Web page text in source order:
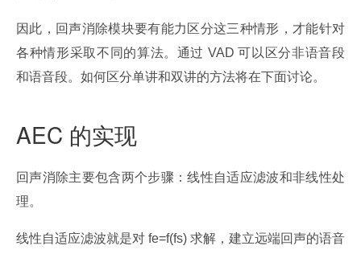
因此，回声消除模块要有能力区分这三种情形，才能针对
各种情形采取不同的算法。通过 VAD 可以区分非语音段
和语音段。如何区分单讲和双讲的方法将在下面讨论。
AEC 的实现
回声消除主要包含两个步骤：线性自适应滤波和非线性处
理。
线性自适应滤波就是对 fe=f(fs) 求解，建立远端回声的语音